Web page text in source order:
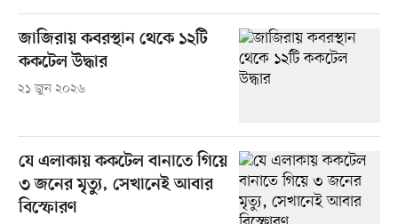
জাজিরায় কবরস্থান থেকে ১২টি
ককটেল উদ্ধার
২১ জুন ২০২৬
যে এলাকায় ককটেল বানাতে গিয়ে
৩ জনের মৃত্যু, সেখানেই আবার
বিস্ফোরণ